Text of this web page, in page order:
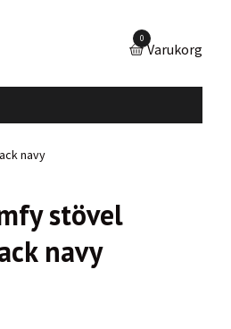
0
Varukorg
navy
stövel
navy